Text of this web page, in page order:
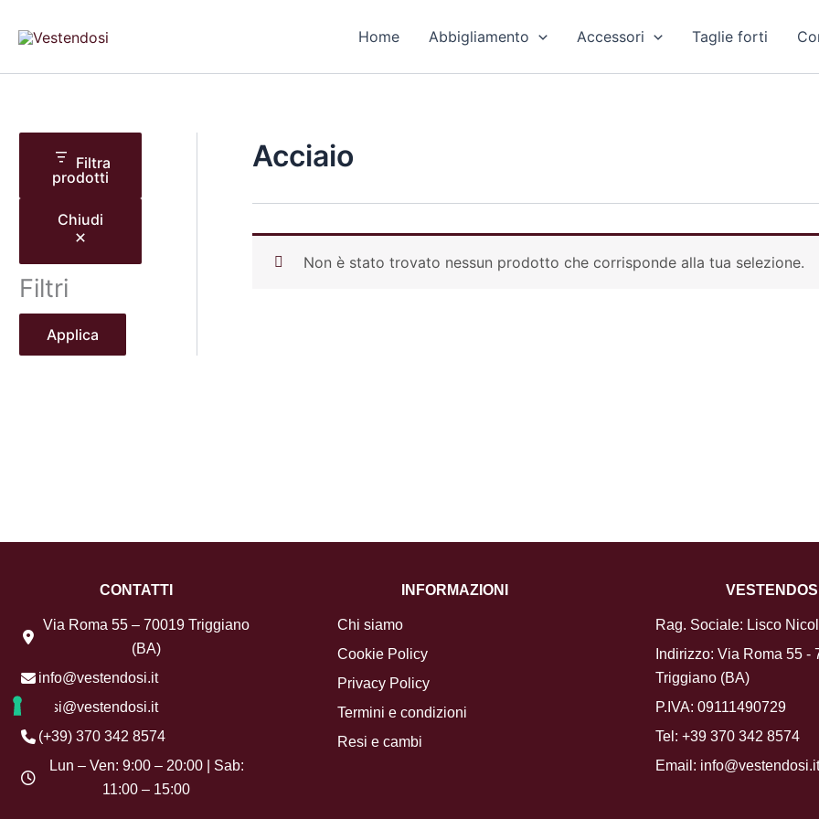
Home Abbigliamento Accessori Taglie forti
Filtra
prodotti
Chiudi
Filtri
Applica
Acciaio
Non è stato trovato nessun prodotto che corrisponde alla tua selezione.
CONTATTI
Via Roma 55 – 70019 Triggiano
(BA)
info@vestendosi.it
resi@vestendosi.it
(+39) 370 342 8574
Lun – Ven: 9:00 – 20:00 | Sab:
11:00 – 15:00
INFORMAZIONI
Chi siamo
Cookie Policy
Privacy Policy
Termini e condizioni
Resi e cambi
VESTENDOSI
Rag. Sociale: Lisco
Indirizzo: Via Roma 55 -
Triggiano (BA)
P.IVA: 09111490729
Tel: +39 370 342 8574
Email: info@vestendosi.it